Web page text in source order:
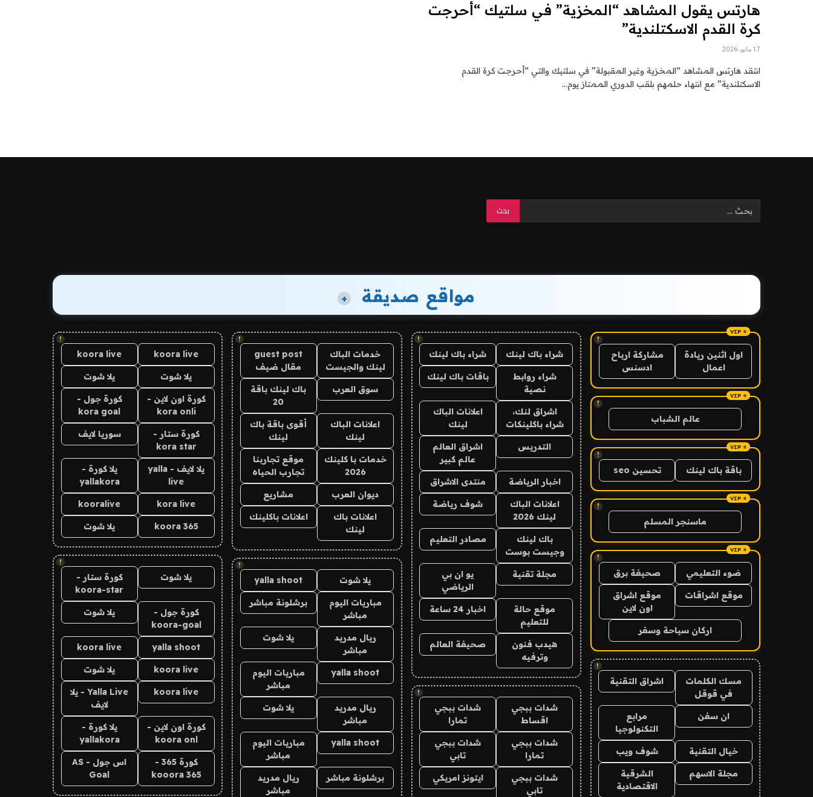
هارتس يقول المشاهد “المخزية” في سلتيك “أحرجت
كرة القدم الاسكتلندية”
17 مايو، 2026
انتقد هارتس المشاهد “المخزية وغير المقبولة” في سلتيك والتي “أحرجت كرة القدم
الاسكتلندية” مع انتهاء حلمهم بلقب الدوري الممتاز يوم…
مواقع صديقة +
!
اول اثنين ريادة
اعمال
مشاركة ارباح
ادسنس
!
عالم الشباب
!
باقة باك لينك تحسين seo
!
ماسنجر المسلم
!
ضوء التعليمي صحيفة برق
موقع اشراقات
موقع اشراق
اون لاين
اركان سياحة وسفر
!
مسك الكلمات
في قوقل
اشراق التقنية
ان سفن
مرابع
التكنولوجيا
خيال التقنية شوف ويب
مجلة الاسهم
الشرقية
الاقتصادية
!
شراء باك لينك شراء باك لينك
شراء روابط
نصية
باقات باك لينك
اشراق لنك،
شراء باكلينكات
اعلانات الباك
لينك
التدريس
اشراق العالم
عالم كبير
اخبار الرياضة منتدى الاشراق
اعلانات الباك
لينك 2026
شوف رياضة
باك لينك
وجيست بوست
مصادر التعليم
مجلة تقنية
يو ان بي
الرياضي
موقع حالة
للتعليم
اخبار 24 ساعة
هيدب فنون
وترفيه
صحيفة العالم
!
شدات ببجي
اقساط
شدات ببجي
تمارا
شدات ببجي
تمارا
شدات ببجي
تابي
شدات ببجي
تابي
ايتونز امريكي
!
خدمات الباك
لينك والجيست
guest post
مقال ضيف
سوق العرب
باك لينك باقة
20
اعلانات الباك
لينك
أقوى باقة باك
لينك
خدمات با كلينك
2026
موقع تجاربنا
تجارب الحياه
ديوان العرب مشاريع
اعلانات باك
لينك
اعلانات باكلينك
!
يلا شوت yalla shoot
مباريات اليوم
مباشر
برشلونة مباشر
ريال مدريد
مباشر
يلا شوت
yalla shoot
مباريات اليوم
مباشر
ريال مدريد
مباشر
يلا شوت
yalla shoot
مباريات اليوم
مباشر
برشلونة مباشر
ريال مدريد
مباشر
!
koora live
koora live
يلا شوت يلا شوت
كورة اون لاين -
kora onli
كورة جول -
kora goal
كورة ستار -
kora star
سوريا لايف
يلا لايف - yalla
live
يلا كورة -
yallakora
kora live
kooralive
koora 365 يلا شوت
!
يلا شوت
كورة ستار -
koora-star
كورة جول -
koora-goal
يلا شوت
yalla shoot
koora live
koora live يلا شوت
koora live
Yalla Live - يلا
لايف
كورة اون لاين -
koora onl
يلا كورة -
yallakora
كورة 365 -
kooora 365
اس جول - AS
Goal